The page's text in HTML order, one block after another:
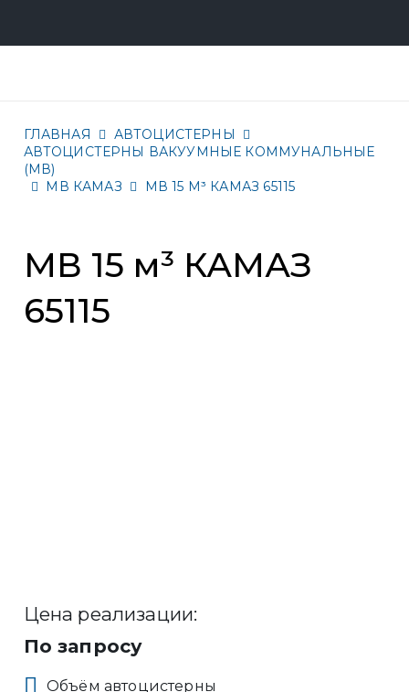
ГЛАВНАЯ
АВТОЦИСТЕРНЫ
АВТОЦИСТЕРНЫ ВАКУУМНЫЕ КОММУНАЛЬНЫЕ
(МВ)
МВ КАМАЗ
МВ 15 М³ КАМАЗ 65115
МВ 15 м³ КАМАЗ
65115
Цена реализации:
По запросу
Объём автоцистерны